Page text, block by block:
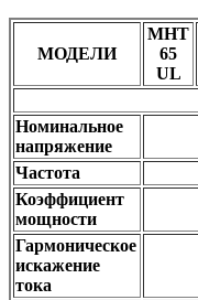
МОДЕЛИ
MHT
65
UL
Номинальное
напряжение
Частота
Коэффициент
мощности
Гармоническое
искажение
тока